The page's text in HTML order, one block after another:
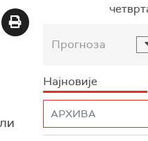
Прогноза
Најновије